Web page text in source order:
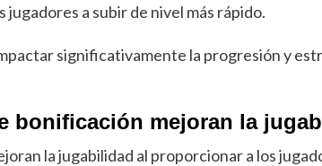
jugadores a subir de nivel más rápido.
significativamente la progresión y
bonificación mejoran la
la jugabilidad al proporcionar a los